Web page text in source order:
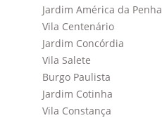
Jardim América da Penha
Vila Centenário
Jardim Concórdia
Vila Salete
Burgo Paulista
Jardim Cotinha
Vila Constança